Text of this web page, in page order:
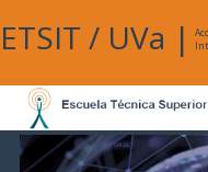
ETSIT / UVa |